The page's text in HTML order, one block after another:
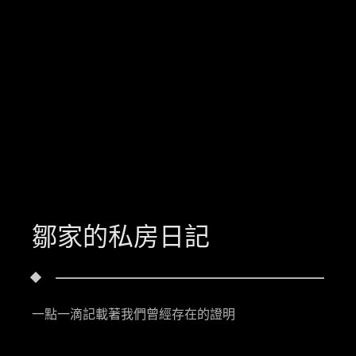
鄒家的私房日記
一點一滴記載著我們曾經存在的證明